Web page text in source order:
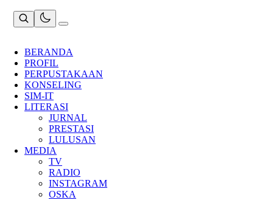
BERANDA
PROFIL
PERPUSTAKAAN
KONSELING
SIM-IT
LITERASI
JURNAL
PRESTASI
LULUSAN
MEDIA
TV
RADIO
INSTAGRAM
OSKA